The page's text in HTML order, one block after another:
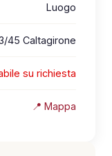
Luogo
45 Caltagirone
su richiesta
📍 Mappa